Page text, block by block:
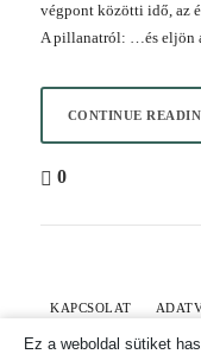
végpont közötti idő, az
A pillanatról: …és eljön
CONTINUE
0
KAPCSOLAT
Ez a weboldal sütiket